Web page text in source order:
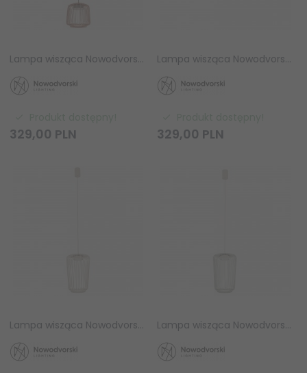
Lampa wisząca Nowodvorski KENAI A 12218 Terracotta GX53 pionowa
329,00 PLN
Lampa wisząca Nowodvorski KENAI A 12220 jedwabisty grafit GX53 pionowa
329,00 PLN
Lampa wisząca Nowodvorski KENAI B 12222 Beżowa GX53 pionowa tuba Lampa wisząca Nowodvorski KENAI B 12225 Szałwiowy GX53 pionowa tuba